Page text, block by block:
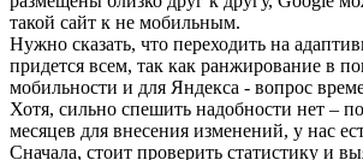
такой сайт к не мобильным.
Нужно сказать, что переходить на
придется всем, так как ранжирование в
мобильности и для Яндекса - вопрос
Хотя, сильно спешить надобности нет –
месяцев для внесения изменений, у нас
Сначала, стоит проверить статистику и